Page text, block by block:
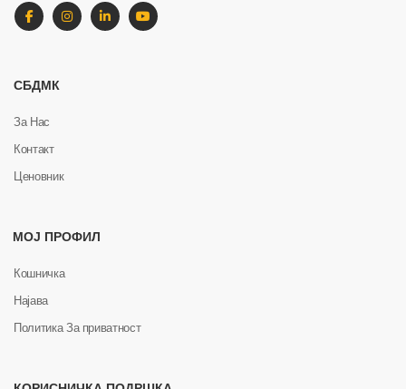
СБДМК
За Нас
Контакт
Ценовник
МОЈ ПРОФИЛ
Кошничка
Најава
Политика За приватност